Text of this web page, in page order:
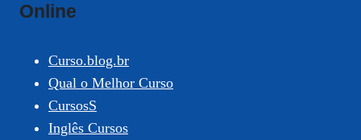
Online
Curso.blog.br
Qual o Melhor Curso
CursosS
Inglês Cursos